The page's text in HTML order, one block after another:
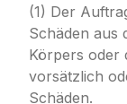
(1) Der
Schäden aus
Körpers oder
vorsätzlich
Schäden.